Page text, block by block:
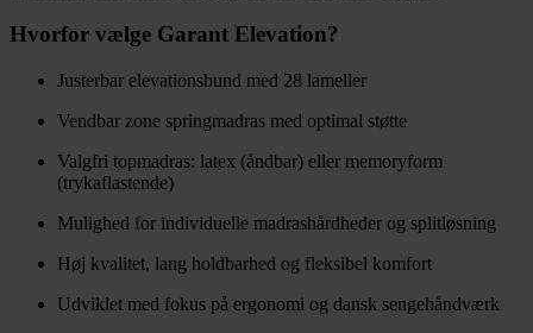
Hvorfor vælge Garant Elevation?
Justerbar elevationsbund med 28 lameller
Vendbar zone springmadras med optimal støtte
Valgfri topmadras: latex (åndbar) eller memoryform
(trykaflastende)
Mulighed for individuelle madrashårdheder og splitløsning
Høj kvalitet, lang holdbarhed og fleksibel komfort
Udviklet med fokus på ergonomi og dansk sengehåndværk